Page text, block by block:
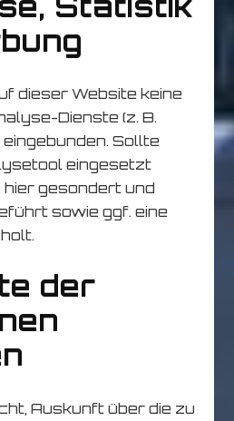
dieser Website keine
Dienste (z. B.
Sollte
eingesetzt
gesondert und
sowie ggf. eine
der
Auskunft über die zu